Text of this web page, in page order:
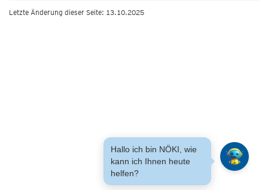
Letzte Änderung dieser Seite: 13.10.2025
Hallo ich bin NÖKI, wie
kann ich Ihnen heute
helfen?